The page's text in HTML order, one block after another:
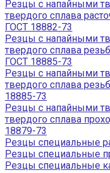
Резцы с напайными
твердого сплава
ГОСТ 18882-73
Резцы с напайными
твердого сплава
ГОСТ 18885-73
Резцы с напайными
твердого сплава
18885-73
Резцы с напайными
твердого сплава
18879-73
Резцы специальные
Резцы специальные
Резцы специальные